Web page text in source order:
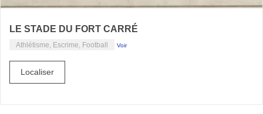
LE STADE DU FORT CARRÉ
Athlétisme, Escrime, Football Voir
Localiser